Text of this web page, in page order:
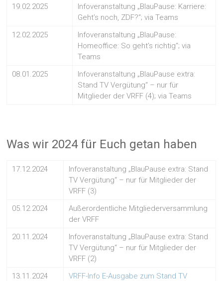
19.02.2025
Infoveranstaltung „BlauPause: Karriere:
Geht’s noch, ZDF?“; via Teams
12.02.2025
Infoveranstaltung „BlauPause:
Homeoffice: So geht’s richtig“; via
Teams
08.01.2025
Infoveranstaltung „BlauPause extra:
Stand TV Vergütung“ – nur für
Mitglieder der VRFF (4); via Teams
Was wir 2024 für Euch getan haben
17.12.2024
Infoveranstaltung „BlauPause extra: Stand
TV Vergütung“ – nur für Mitglieder der
VRFF (3)
05.12.2024
Außerordentliche Mitgliederversammlung
der VRFF
20.11.2024
Infoveranstaltung „BlauPause extra: Stand
TV Vergütung“ – nur für Mitglieder der
VRFF (2)
13.11.2024
VRFF-Info E-Ausgabe zum Stand TV